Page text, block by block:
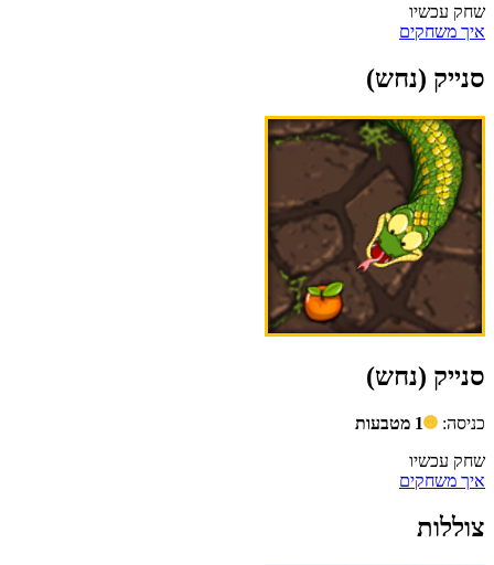
שחק עכשיו
איך משחקים
סנייק (נחש)
סנייק (נחש)
כניסה:
1 מטבעות
שחק עכשיו
איך משחקים
צוללות